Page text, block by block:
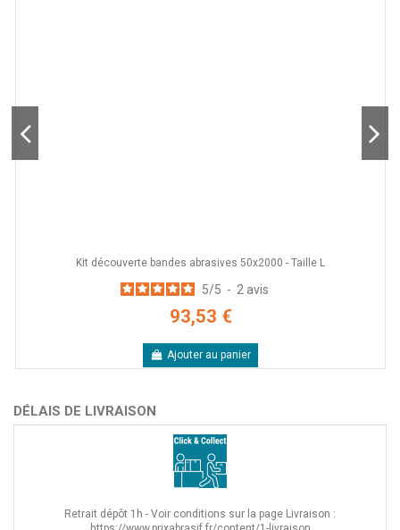
Kit découverte bandes abrasives 50x2000 - Taille L
5/5 - 2 avis
93,53 €
Ajouter au panier
DÉLAIS DE LIVRAISON
Retrait dépôt 1h - Voir conditions sur la page Livraison :